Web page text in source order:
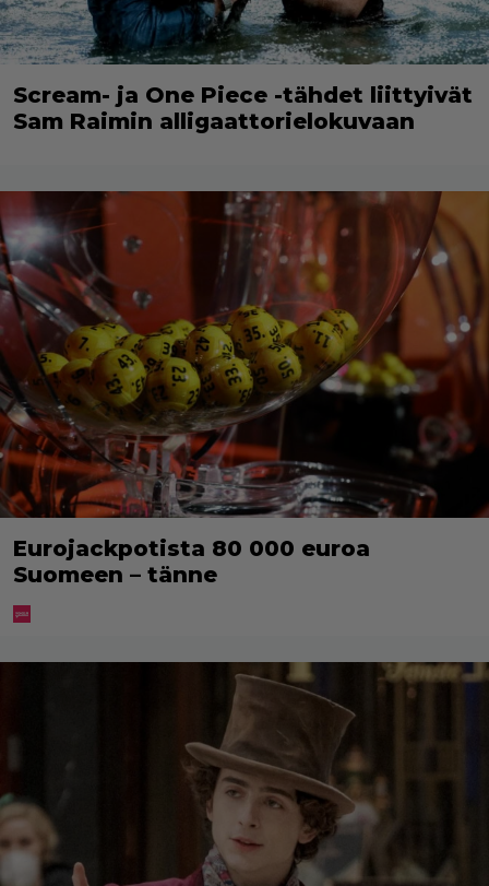
Scream- ja One Piece -tähdet liittyivät
Sam Raimin alligaattorielokuvaan
Eurojackpotista 80 000 euroa
Suomeen – tänne